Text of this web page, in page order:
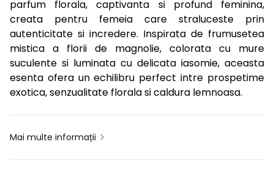
parfum florala, captivanta si profund feminina,
creata pentru femeia care straluceste prin
autenticitate si incredere. Inspirata de frumusetea
mistica a florii de magnolie, colorata cu mure
suculente si luminata cu delicata iasomie, aceasta
esenta ofera un echilibru perfect intre prospetime
exotica, senzualitate florala si caldura lemnoasa.
Mai multe informații